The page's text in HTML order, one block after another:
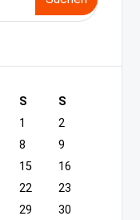
S
S
1
2
8
9
15
16
22
23
29
30